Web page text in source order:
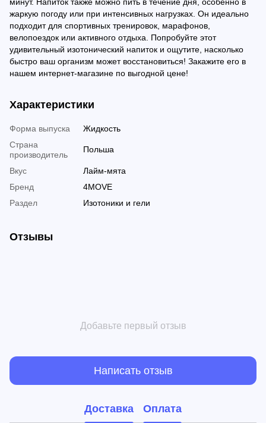
жаркую погоду или при интенсивных нагрузках. Он идеально
подходит для спортивных тренировок, марафонов,
велопоездок или активного отдыха. Попробуйте этот
удивительный изотонический напиток и ощутите, насколько
быстро ваш организм может восстановиться! Закажите его в
нашем интернет-магазине по выгодной цене!
Характеристики
Форма выпуска
Жидкость
Страна
производитель
Польша
Вкус
Лайм-мята
Бренд
4MOVE
Раздел
Изотоники и гели
Отзывы
Добавьте первый отзыв
Написать отзыв
Доставка Оплата